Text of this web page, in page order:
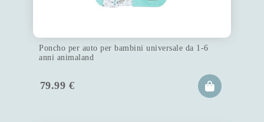
Poncho per auto per bambini universale da 1-6
anni animaland
79.99 €